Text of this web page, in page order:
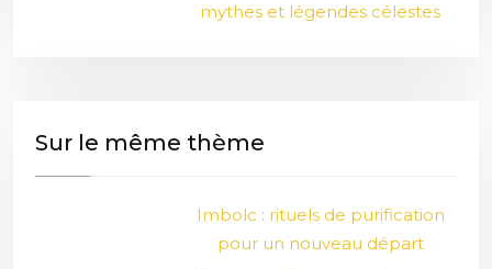
mythes et légendes célestes
Sur le même thème
Imbolc : rituels de purification
pour un nouveau départ